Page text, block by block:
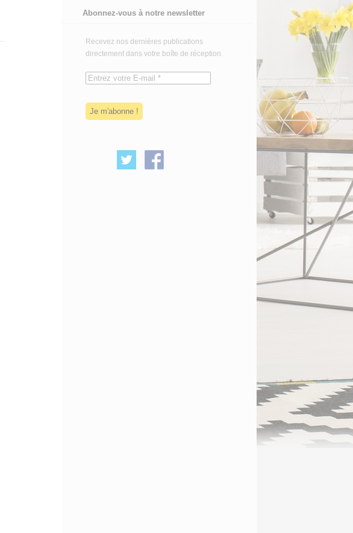
Abonnez-vous à notre newsletter
Recevez nos dernières publications
directement dans votre boîte de réception.